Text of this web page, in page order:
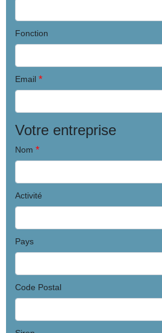
Fonction
Email *
Votre entreprise
Nom *
Activité
Pays
Code Postal